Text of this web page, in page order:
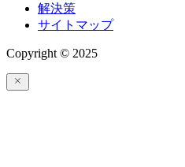
解決策
サイトマップ
Copyright © 2025